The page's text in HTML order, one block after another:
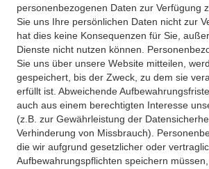
personenbezogenen Daten zur Verfügung
Sie uns Ihre persönlichen Daten nicht zur
hat dies keine Konsequenzen für Sie,
Dienste nicht nutzen können.
Sie uns über unsere Website mitteilen,
gespeichert, bis der Zweck, zu dem sie
erfüllt ist. Abweichende
auch aus einem berechtigten Interesse
(z.B. zur Gewährleistung der
Verhinderung von Missbrauch).
die wir aufgrund gesetzlicher oder
Aufbewahrungspflichten speichern